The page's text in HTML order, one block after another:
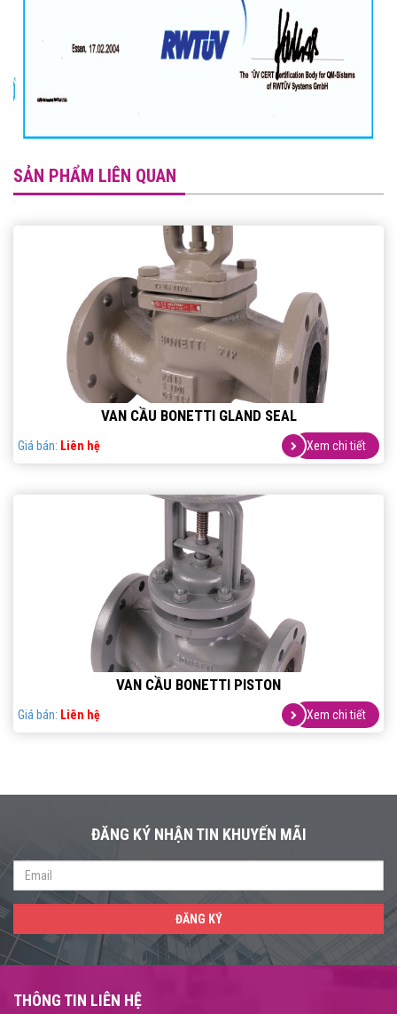
SẢN PHẨM LIÊN QUAN
VAN CẦU BONETTI GLAND SEAL
Giá bán: Liên hệ Xem chi tiết
VAN CẦU BONETTI PISTON
Giá bán: Liên hệ Xem chi tiết
ĐĂNG KÝ NHẬN TIN KHUYẾN MÃI
ĐĂNG KÝ
THÔNG TIN LIÊN HỆ